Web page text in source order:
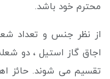
محترم خود باشد.
از نظر جنس و تعداد
اجاق گاز استیل ، دو
تقسیم می شوند. حائز